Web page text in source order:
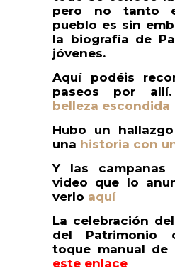
pero no tanto
pueblo es sin
la biografía de
jóvenes.
Aquí podéis
paseos por
belleza escondida
Hubo un
una historia con
Y las
video que lo
verlo aquí
La celebración
del Patrimonio
toque manual de
este enlace